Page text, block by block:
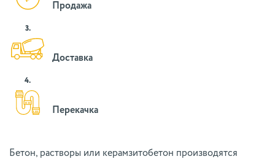
Продажа
3.
Доставка
4.
Перекачка
Бетон, растворы или керамзитобетон производятся